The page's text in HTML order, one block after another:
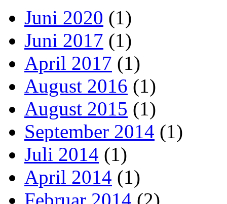
Juni 2020 (1)
Juni 2017 (1)
April 2017 (1)
August 2016 (1)
August 2015 (1)
September 2014 (1)
Juli 2014 (1)
April 2014 (1)
Februar 2014 (2)